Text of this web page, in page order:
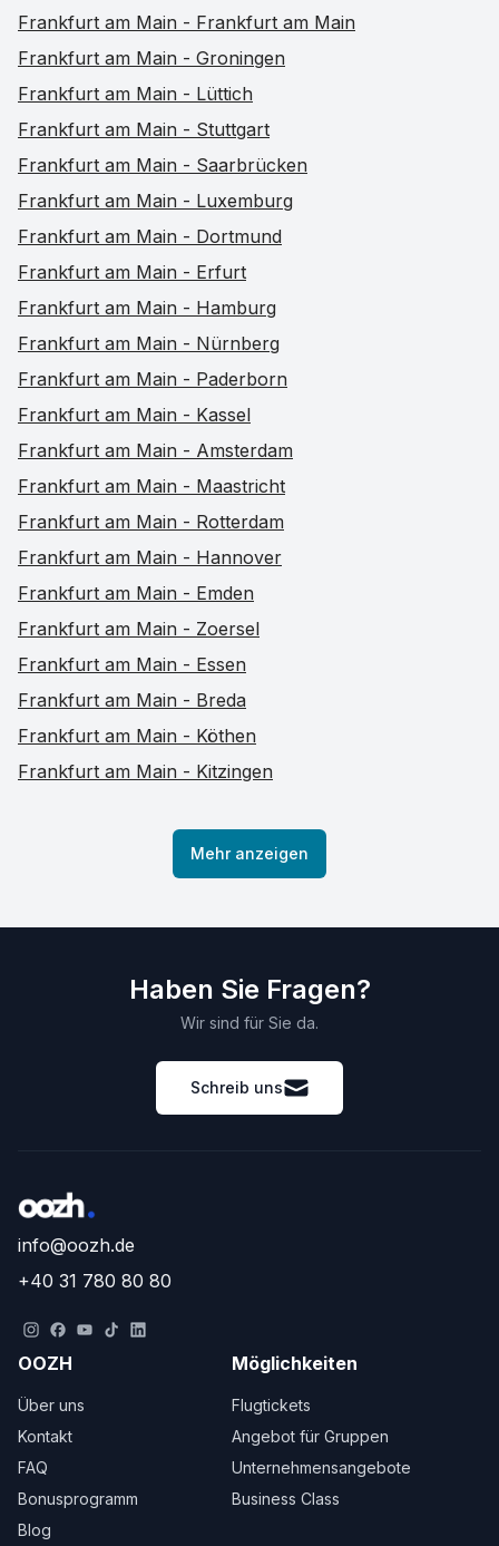
Frankfurt am Main - Frankfurt am Main
Frankfurt am Main - Groningen
Frankfurt am Main - Lüttich
Frankfurt am Main - Stuttgart
Frankfurt am Main - Saarbrücken
Frankfurt am Main - Luxemburg
Frankfurt am Main - Dortmund
Frankfurt am Main - Erfurt
Frankfurt am Main - Hamburg
Frankfurt am Main - Nürnberg
Frankfurt am Main - Paderborn
Frankfurt am Main - Kassel
Frankfurt am Main - Amsterdam
Frankfurt am Main - Maastricht
Frankfurt am Main - Rotterdam
Frankfurt am Main - Hannover
Frankfurt am Main - Emden
Frankfurt am Main - Zoersel
Frankfurt am Main - Essen
Frankfurt am Main - Breda
Frankfurt am Main - Köthen
Frankfurt am Main - Kitzingen
Mehr anzeigen
Haben Sie Fragen?
Wir sind für Sie da.
Schreib uns
info@oozh.de
+40 31 780 80 80
OOZH
Über uns
Kontakt
FAQ
Bonusprogramm
Blog
Möglichkeiten
Flugtickets
Angebot für Gruppen
Unternehmensangebote
Business Class